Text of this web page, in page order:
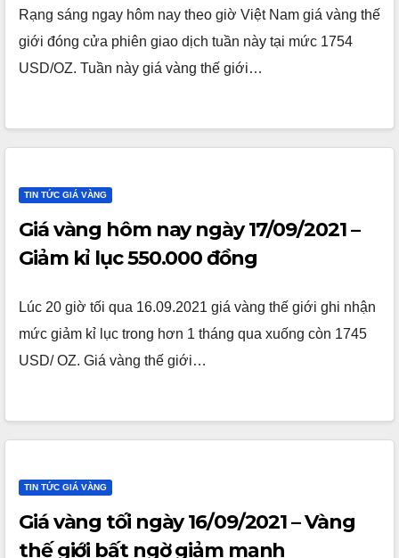
Rạng sáng ngay hôm nay theo giờ Việt Nam giá vàng thế
giới đóng cửa phiên giao dịch tuần này tại mức 1754
USD/OZ. Tuần này giá vàng thế giới…
TIN TỨC GIÁ VÀNG
Giá vàng hôm nay ngày 17/09/2021 –
Giảm kỉ lục 550.000 đồng
Lúc 20 giờ tối qua 16.09.2021 giá vàng thế giới ghi nhận
mức giảm kỉ lục trong hơn 1 tháng qua xuống còn 1745
USD/ OZ. Giá vàng thế giới…
TIN TỨC GIÁ VÀNG
Giá vàng tối ngày 16/09/2021 – Vàng
thế giới bất ngờ giảm mạnh